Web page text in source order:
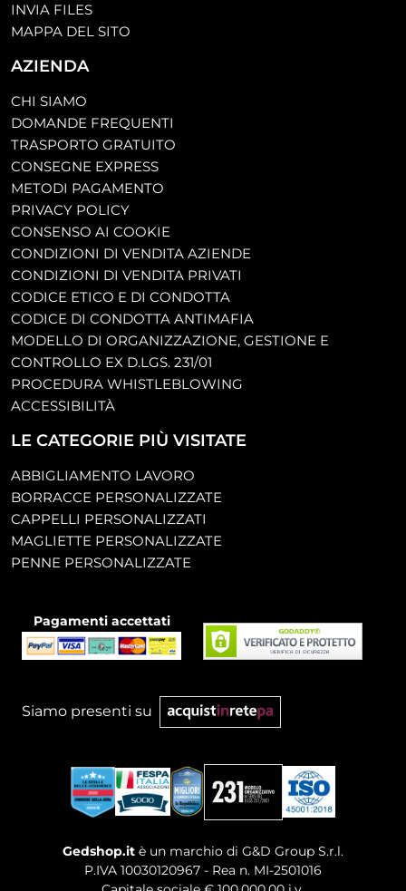
INVIA FILES
MAPPA DEL SITO
AZIENDA
CHI SIAMO
DOMANDE FREQUENTI
TRASPORTO GRATUITO
CONSEGNE EXPRESS
METODI PAGAMENTO
PRIVACY POLICY
CONSENSO AI COOKIE
CONDIZIONI DI VENDITA AZIENDE
CONDIZIONI DI VENDITA PRIVATI
CODICE ETICO E DI CONDOTTA
CODICE DI CONDOTTA ANTIMAFIA
MODELLO DI ORGANIZZAZIONE, GESTIONE E
CONTROLLO EX D.LGS. 231/01
PROCEDURA WHISTLEBLOWING
ACCESSIBILITÀ
LE CATEGORIE PIÙ VISITATE
ABBIGLIAMENTO LAVORO
BORRACCE PERSONALIZZATE
CAPPELLI PERSONALIZZATI
MAGLIETTE PERSONALIZZATE
PENNE PERSONALIZZATE
Pagamenti accettati
Siamo presenti su
Gedshop.it è un marchio di G&D Group S.r.l.
P.IVA 10030120967 - Rea n. MI-2501016